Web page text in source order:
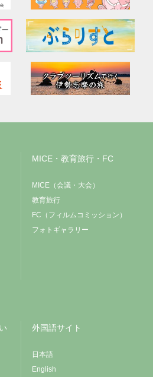
MICE・教育旅行・FC
MICE（会議・大会）
教育旅行
FC（フィルムコミッション）
フォトギャラリー
外国語サイト
日本語
English